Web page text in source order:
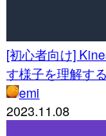
[初心者向け]
す様子を理解す
emi
2023.11.08